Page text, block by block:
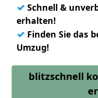
✓ Schnell &
erhalten!
✓ Finden Sie das
Umzug!
blitzschnell